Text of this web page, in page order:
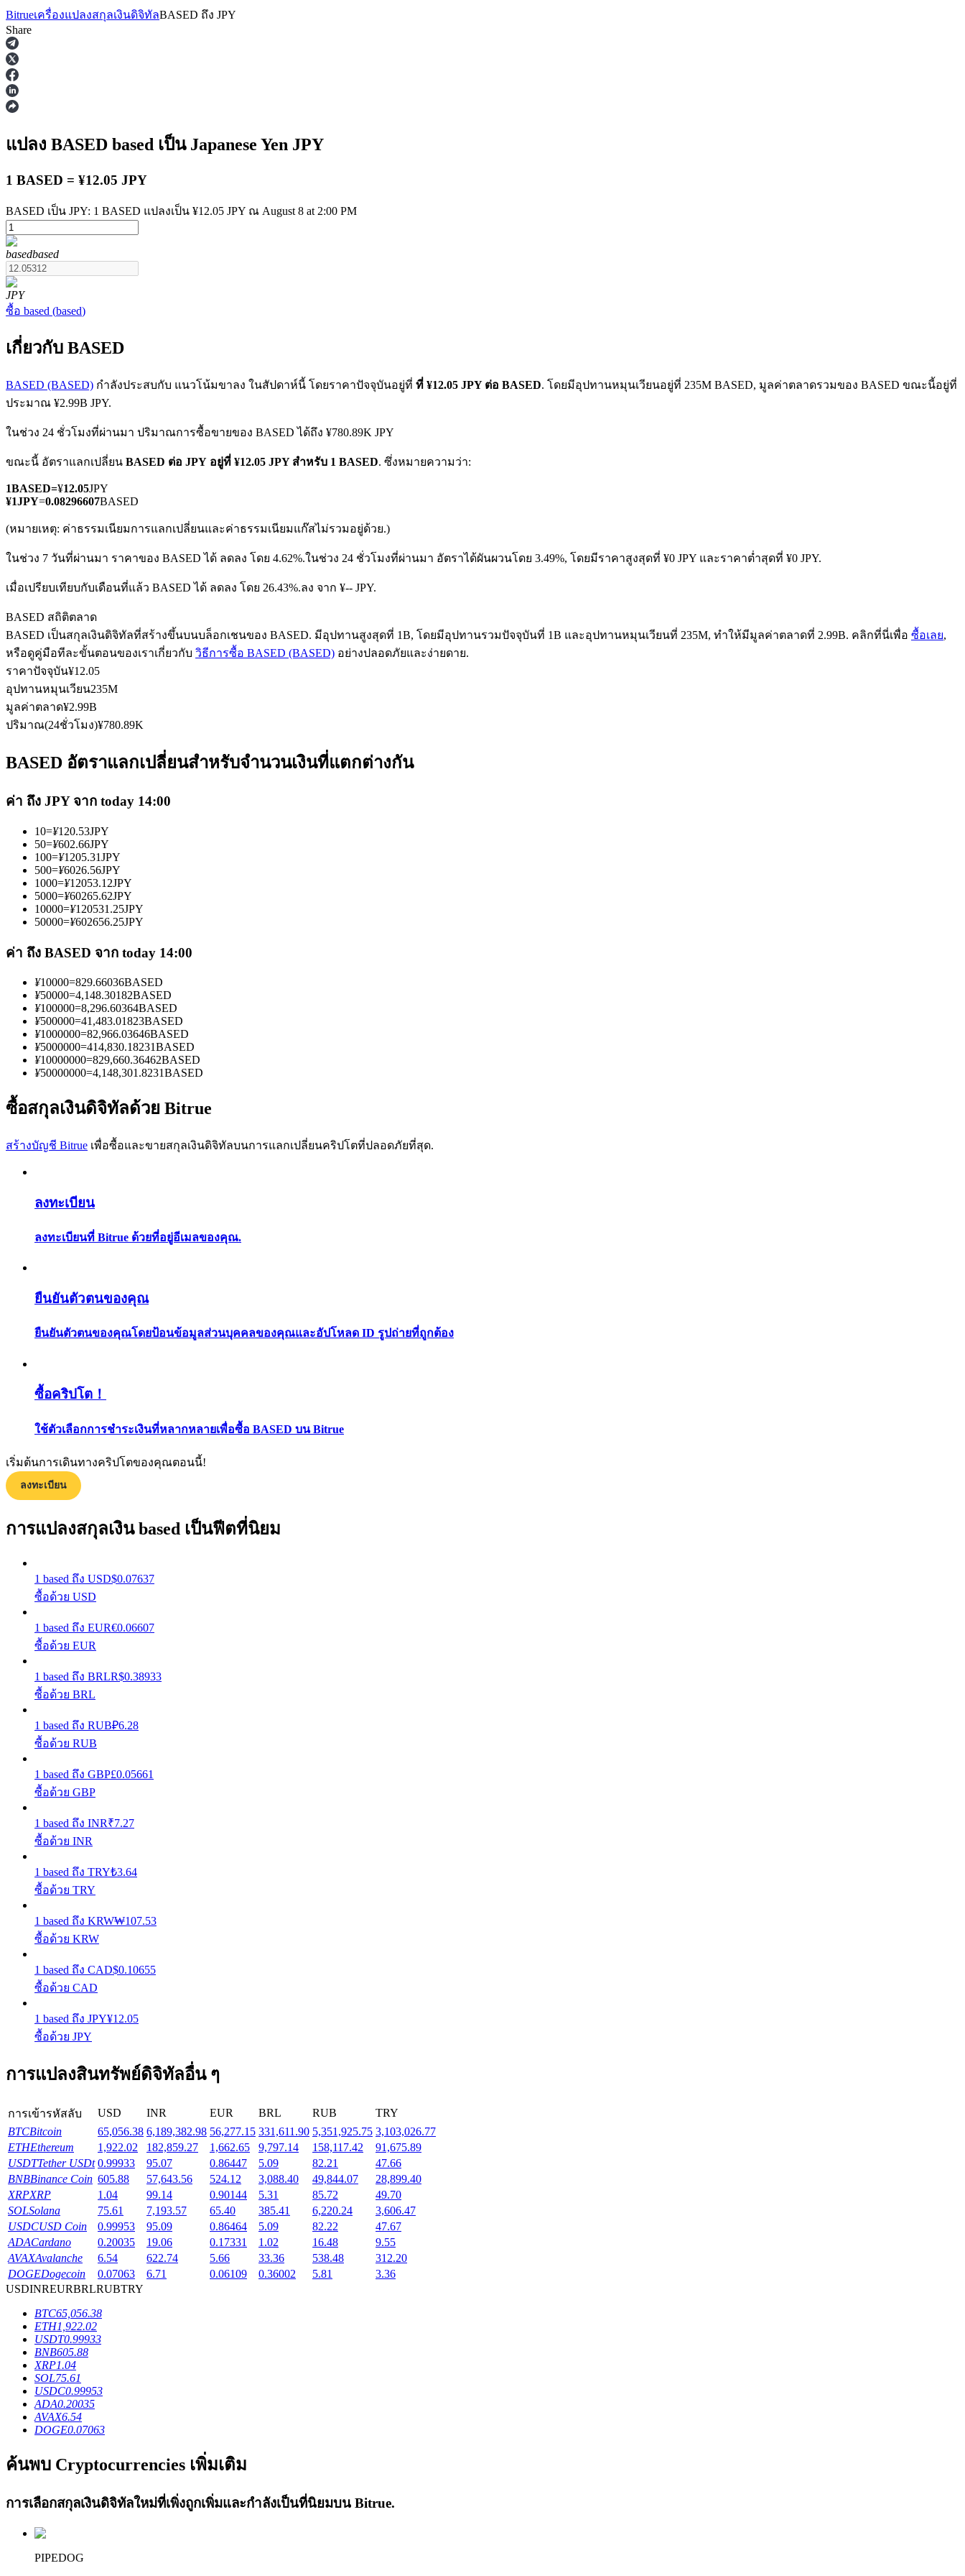
ฟิวเจอร์ส
ฟิวเจอร์ส USDT
ฟิวเจอร์ส COIN-M
ฟิวเจอร์สสกุลเงินดิจิทัล
TradFi
อนุพันธ์ของหุ้น ฟอเร็กซ์ โลหะมีค่า และสินค้าโภคภัณฑ์
ฟิวเจอร์ส USDC
ฟิวเจอร์สที่ใช้ USDC เป็นหลักประกัน
คัดลอกการซื้อขาย
เข้าร่วมกับเทรดเดอร์ชั้นนำ
เป็นเทรดเดอร์คัดลอก
ข้อมูล
แนะนำ
คู่มือเริ่มต้นฟิวเจอร์ส
เรียนรู้วิธีการรักษาผลกำไร
ได้รับ
พาวเวอร์พิกกี้
รับรางวัลการแข่งขันทุกวัน
Launchpool
Bitrueเครื่องแปลงสกุลเงินดิจิทัลBASED ถึง JPY
Share
แปลง BASED based เป็น Japanese Yen JPY
1 BASED = ¥12.05 JPY
BASED เป็น JPY: 1 BASED แปลงเป็น ¥12.05 JPY ณ August 8 at 2:00 PM
basedbased
JPY
ซื้อ based (based)
เกี่ยวกับ BASED
BASED (BASED) กำลังประสบกับ แนวโน้มขาลง ในสัปดาห์นี้ โดยราคาปัจจุบันอยู่ที่ ที่ ¥12.05 JPY ต่อ BASED. โดยมีอุปทานหมุนเวียนอยู่ที่ 235M BASED, มูลค่าตลาดรวมของ BASED ขณะนี้อยู่ที่
ประมาณ ¥2.99B JPY.
ในช่วง 24 ชั่วโมงที่ผ่านมา ปริมาณการซื้อขายของ BASED ได้ถึง ¥780.89K JPY
ขณะนี้ อัตราแลกเปลี่ยน BASED ต่อ JPY อยู่ที่ ¥12.05 JPY สำหรับ 1 BASED. ซึ่งหมายความว่า:
1BASED=¥12.05JPY
¥1JPY=0.08296607BASED
(หมายเหตุ: ค่าธรรมเนียมการแลกเปลี่ยนและค่าธรรมเนียมแก๊สไม่รวมอยู่ด้วย.)
ในช่วง 7 วันที่ผ่านมา ราคาของ BASED ได้ ลดลง โดย 4.62%.ในช่วง 24 ชั่วโมงที่ผ่านมา อัตราได้ผันผวนโดย 3.49%, โดยมีราคาสูงสุดที่ ¥0 JPY และราคาต่ำสุดที่ ¥0 JPY.
เมื่อเปรียบเทียบกับเดือนที่แล้ว BASED ได้ ลดลง โดย 26.43%.ลง จาก ¥-- JPY.
BASED สถิติตลาด
BASED เป็นสกุลเงินดิจิทัลที่สร้างขึ้นบนบล็อกเชนของ BASED. มีอุปทานสูงสุดที่ 1B, โดยมีอุปทานรวมปัจจุบันที่ 1B และอุปทานหมุนเวียนที่ 235M, ทำให้มีมูลค่าตลาดที่ 2.99B. คลิกที่นี่เพื่อ ซื้อเลย,
หรือดูคู่มือทีละขั้นตอนของเราเกี่ยวกับ วิธีการซื้อ BASED (BASED) อย่างปลอดภัยและง่ายดาย.
ราคาปัจจุบัน¥12.05
อุปทานหมุนเวียน235M
มูลค่าตลาด¥2.99B
ปริมาณ(24ชั่วโมง)¥780.89K
BASED อัตราแลกเปลี่ยนสำหรับจำนวนเงินที่แตกต่างกัน
ค่า ถึง JPY จาก today 14:00
10=¥120.53JPY
50=¥602.66JPY
100=¥1205.31JPY
500=¥6026.56JPY
1000=¥12053.12JPY
5000=¥60265.62JPY
10000=¥120531.25JPY
50000=¥602656.25JPY
ค่า ถึง BASED จาก today 14:00
¥10000=829.66036BASED
¥50000=4,148.30182BASED
¥100000=8,296.60364BASED
¥500000=41,483.01823BASED
¥1000000=82,966.03646BASED
¥5000000=414,830.18231BASED
¥10000000=829,660.36462BASED
¥50000000=4,148,301.8231BASED
ซื้อสกุลเงินดิจิทัลด้วย Bitrue
สร้างบัญชี Bitrue เพื่อซื้อและขายสกุลเงินดิจิทัลบนการแลกเปลี่ยนคริปโตที่ปลอดภัยที่สุด.
ลงทะเบียน
ลงทะเบียนที่ Bitrue ด้วยที่อยู่อีเมลของคุณ.
ยืนยันตัวตนของคุณ
ยืนยันตัวตนของคุณโดยป้อนข้อมูลส่วนบุคคลของคุณและอัปโหลด ID รูปถ่ายที่ถูกต้อง
ซื้อคริปโต！
ใช้ตัวเลือกการชำระเงินที่หลากหลายเพื่อซื้อ BASED บน Bitrue
เริ่มต้นการเดินทางคริปโตของคุณตอนนี้!
ลงทะเบียน
การแปลงสกุลเงิน based เป็นฟีตที่นิยม
1 based ถึง USD$0.07637
ซื้อด้วย USD
1 based ถึง EUR€0.06607
ซื้อด้วย EUR
1 based ถึง BRLR$0.38933
ซื้อด้วย BRL
1 based ถึง RUB₽6.28
ซื้อด้วย RUB
1 based ถึง GBP£0.05661
ซื้อด้วย GBP
1 based ถึง INR₹7.27
ซื้อด้วย INR
1 based ถึง TRY₺3.64
ซื้อด้วย TRY
1 based ถึง KRW₩107.53
ซื้อด้วย KRW
1 based ถึง CAD$0.10655
ซื้อด้วย CAD
1 based ถึง JPY¥12.05
ซื้อด้วย JPY
การแปลงสินทรัพย์ดิจิทัลอื่น ๆ
การเข้ารหัสลับ USD INR EUR BRL RUB
TRY
BTCBitcoin 65,056.38 6,189,382.98 56,277.15 331,611.90 5,351,925.75 3,103,026.77
ETHEthereum 1,922.02 182,859.27 1,662.65 9,797.14 158,117.42
91,675.89
USDTTether USDt 0.99933 95.07 0.86447 5.09 82.21
47.66
BNBBinance Coin 605.88 57,643.56 524.12 3,088.40 49,844.07
28,899.40
XRPXRP 1.04 99.14 0.90144 5.31 85.72
49.70
SOLSolana 75.61 7,193.57 65.40 385.41 6,220.24
3,606.47
USDCUSD Coin 0.99953 95.09 0.86464 5.09 82.22
47.67
ADACardano 0.20035 19.06 0.17331 1.02 16.48
9.55
AVAXAvalanche 6.54 622.74 5.66 33.36 538.48
312.20
DOGEDogecoin 0.07063 6.71 0.06109 0.36002 5.81
3.36
USDINREURBRLRUBTRY
BTC65,056.38
ETH1,922.02
USDT0.99933
BNB605.88
XRP1.04
SOL75.61
USDC0.99953
ADA0.20035
AVAX6.54
DOGE0.07063
ค้นพบ Cryptocurrencies เพิ่มเติม
การเลือกสกุลเงินดิจิทัลใหม่ที่เพิ่งถูกเพิ่มและกำลังเป็นที่นิยมบน Bitrue.
PIPEDOG